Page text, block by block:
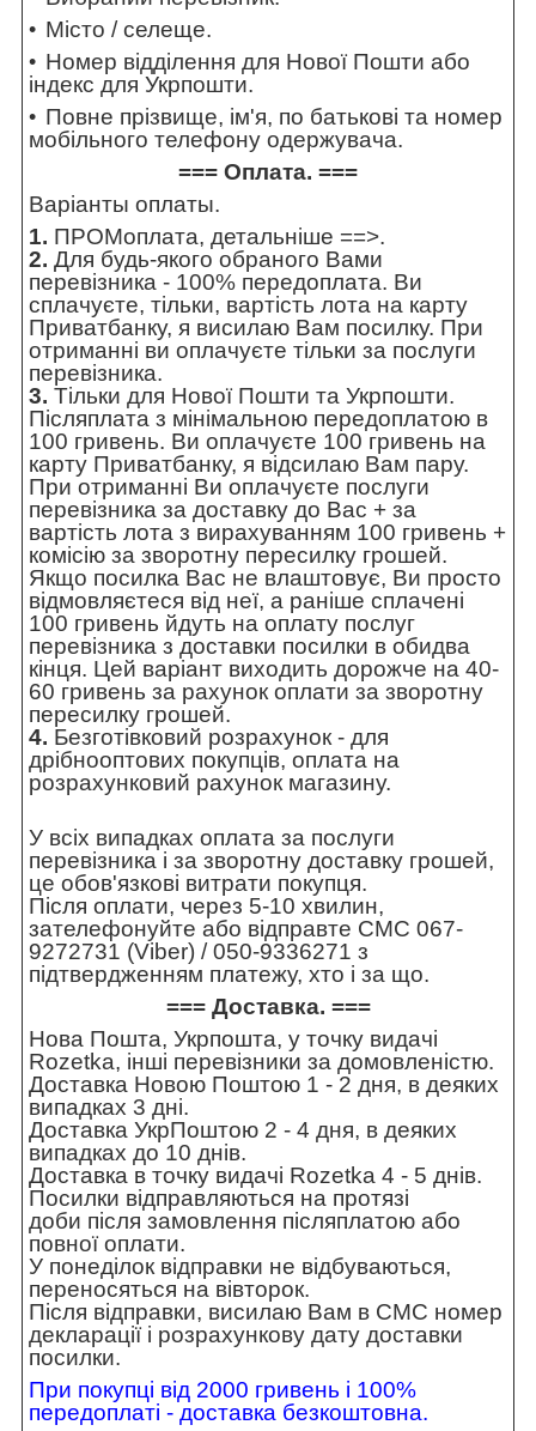
Місто / селеще.
Номер відділення для Нової Пошти або
індекс для Укрпошти.
Повне прізвище, ім'я, по батькові та номер
мобільного телефону одержувача.
=== Оплата. ===
Варіанты оплаты.
1. ПРОМоплата, детальніше ==>.
2. Для будь-якого обраного Вами
перевізника - 100% передоплата. Ви
сплачуєте, тільки, вартість лота на карту
Приватбанку, я висилаю Вам посилку. При
отриманні ви оплачуєте тільки за послуги
перевізника.
3. Тільки для Нової Пошти та Укрпошти.
Післяплата з мінімальною передоплатою в
100 гривень. Ви оплачуєте 100 гривень на
карту Приватбанку, я відсилаю Вам пару.
При отриманні Ви оплачуєте послуги
перевізника за доставку до Вас + за
вартість лота з вирахуванням 100 гривень +
комісію за зворотну пересилку грошей.
Якщо посилка Вас не влаштовує, Ви просто
відмовляєтеся від неї, а раніше сплачені
100 гривень йдуть на оплату послуг
перевізника з доставки посилки в обидва
кінця. Цей варіант виходить дорожче на 40-
60 гривень за рахунок оплати за зворотну
пересилку грошей.
4. Безготівковий розрахунок - для
дрібнооптових покупців, оплата на
розрахунковий рахунок магазину.
У всіх випадках оплата за послуги
перевізника і за зворотну доставку грошей,
це обов'язкові витрати покупця.
Після оплати, через 5-10 хвилин,
зателефонуйте або відправте СМС 067-
9272731 (Viber) / 050-9336271 з
підтвердженням платежу, хто і за що.
=== Доставка. ===
Нова Пошта, Укрпошта, у точку видачі
Rozetka, інші перевізники за домовленістю.
Доставка Новою Поштою 1 - 2 дня, в деяких
випадках 3 дні.
Доставка УкрПоштою 2 - 4 дня, в деяких
випадках до 10 днів.
Доставка в точку видачі Rozetka 4 - 5 днів.
Посилки відправляються на протязі
доби після замовлення післяплатою або
повної оплати.
У понеділок відправки не відбуваються,
переносяться на вівторок.
Після відправки, висилаю Вам в СМС номер
декларації і розрахункову дату доставки
посилки.
При покупці від 2000 гривень і 100%
передоплаті - доставка безкоштовна.